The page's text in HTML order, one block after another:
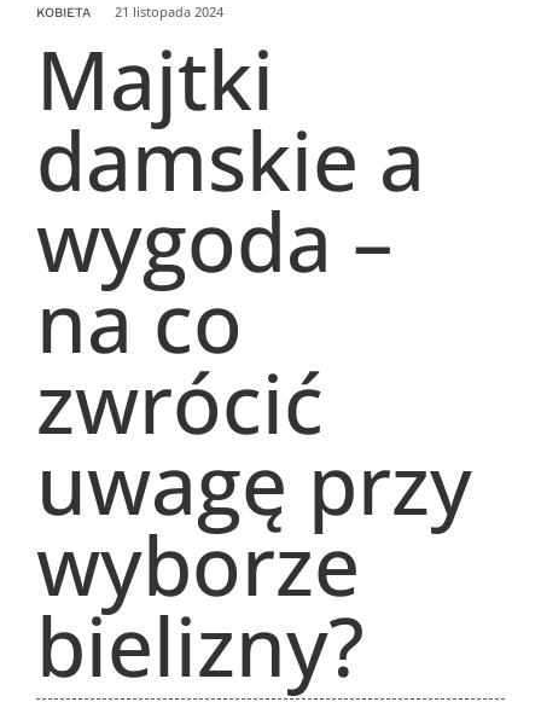
KOBIETA 21 listopada 2024
Majtki
damskie a
wygoda –
na co
zwrócić
uwagę przy
wyborze
bielizny?